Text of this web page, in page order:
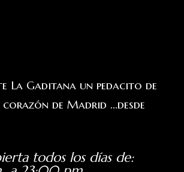
La Gaditana un pedacito de
corazón de Madrid ...desde
todos los días de: